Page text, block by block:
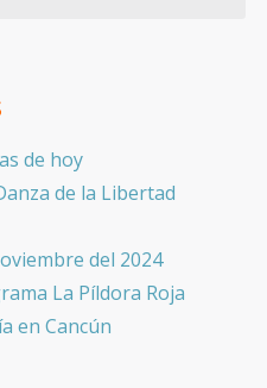
de hoy
de la Libertad
del 2024
La Píldora Roja
en Cancún